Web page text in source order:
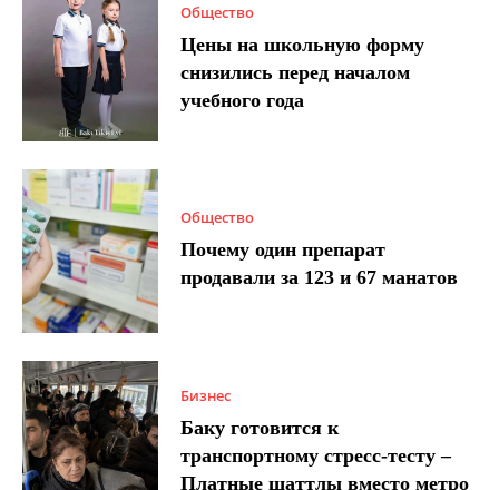
Общество
Цены на школьную форму
снизились перед началом
учебного года
Общество
Почему один препарат
продавали за 123 и 67 манатов
Бизнес
Баку готовится к
транспортному стресс-тесту –
Платные шаттлы вместо метро